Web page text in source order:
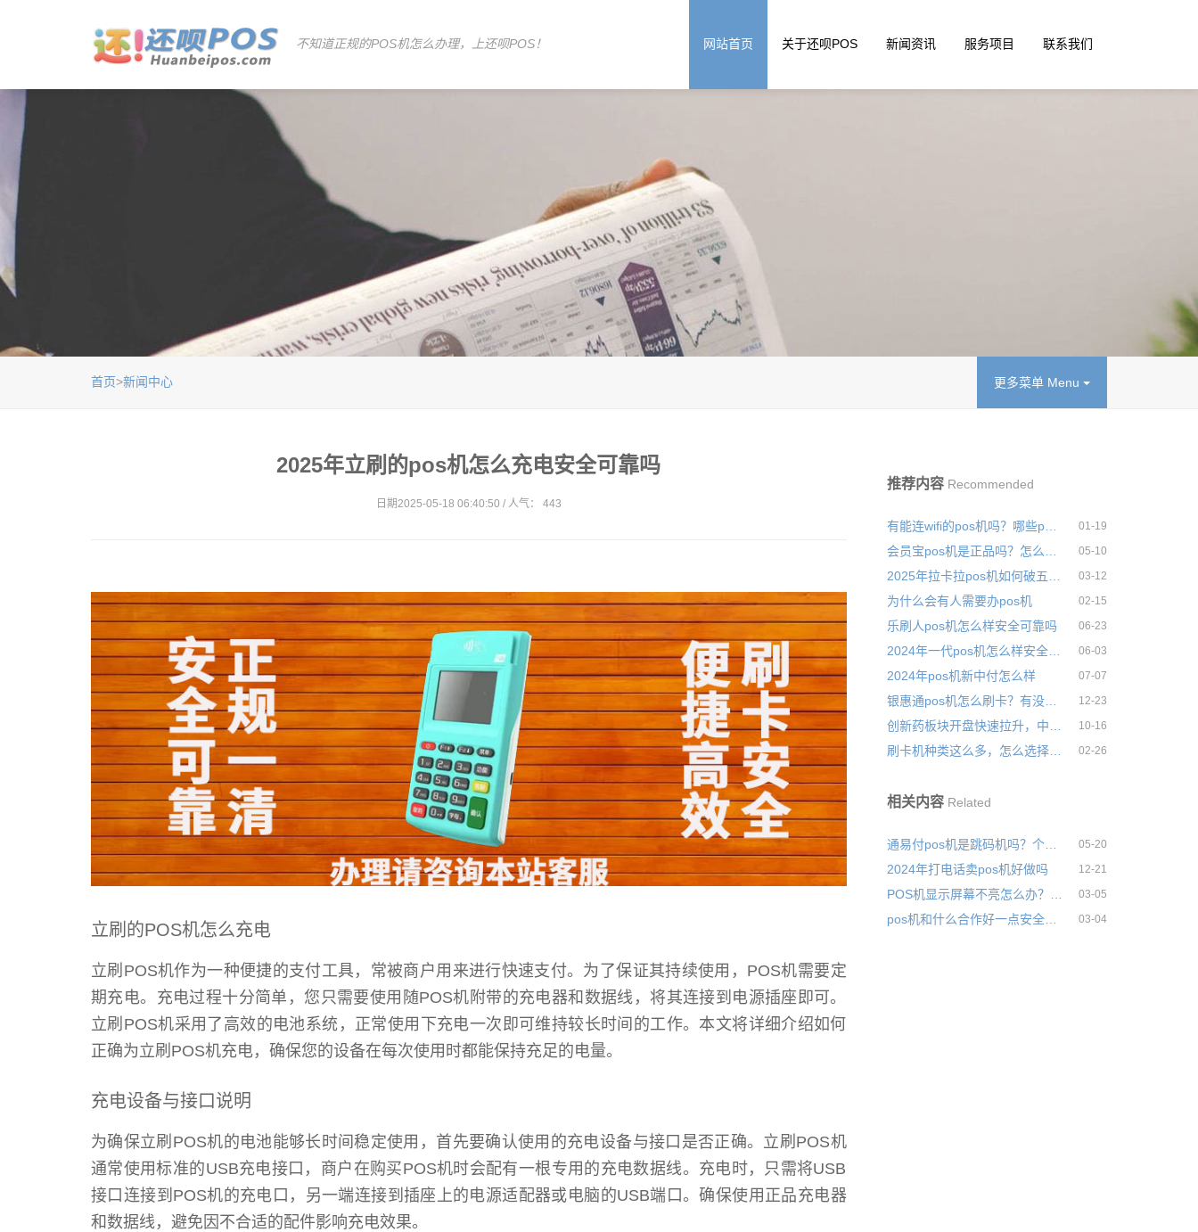
不知道正规的POS机怎么办理，上还呗POS！ 网站首页 关于还呗POS 新闻资讯 服务项目 联系我们
更多菜单 Menu
首页>新闻中心
2025年立刷的pos机怎么充电安全可靠吗
日期2025-05-18 06:40:50 / 人气： 443
立刷的POS机怎么充电
立刷POS机作为一种便捷的支付工具，常被商户用来进行快速支付。为了保证其持续使用，POS机需要定
期充电。充电过程十分简单，您只需要使用随POS机附带的充电器和数据线，将其连接到电源插座即可。
立刷POS机采用了高效的电池系统，正常使用下充电一次即可维持较长时间的工作。本文将详细介绍如何
正确为立刷POS机充电，确保您的设备在每次使用时都能保持充足的电量。
充电设备与接口说明
为确保立刷POS机的电池能够长时间稳定使用，首先要确认使用的充电设备与接口是否正确。立刷POS机
通常使用标准的USB充电接口，商户在购买POS机时会配有一根专用的充电数据线。充电时，只需将USB
接口连接到POS机的充电口，另一端连接到插座上的电源适配器或电脑的USB端口。确保使用正品充电器
和数据线，避免因不合适的配件影响充电效果。
推荐内容 Recommended
有能连wifi的pos机吗？哪些pos机可以直接连接wifi使用 01-19
05-10
03-12
为什么会有人需要办pos机 02-15
乐刷人pos机怎么样安全可靠吗 06-23
2024年一代pos机怎么样安全可靠吗 06-03
2024年pos机新中付怎么样 07-07
银惠通pos机怎么刷卡？有没有刷卡到账时间表 12-23
10-16
刷卡机种类这么多，怎么选择适合自己的 02-26
相关内容 Related
通易付pos机是跳码机吗？个人用于养卡是否安全 05-20
2024年打电话卖pos机好做吗 12-21
03-05
pos机和什么合作好一点安全可靠吗 03-04